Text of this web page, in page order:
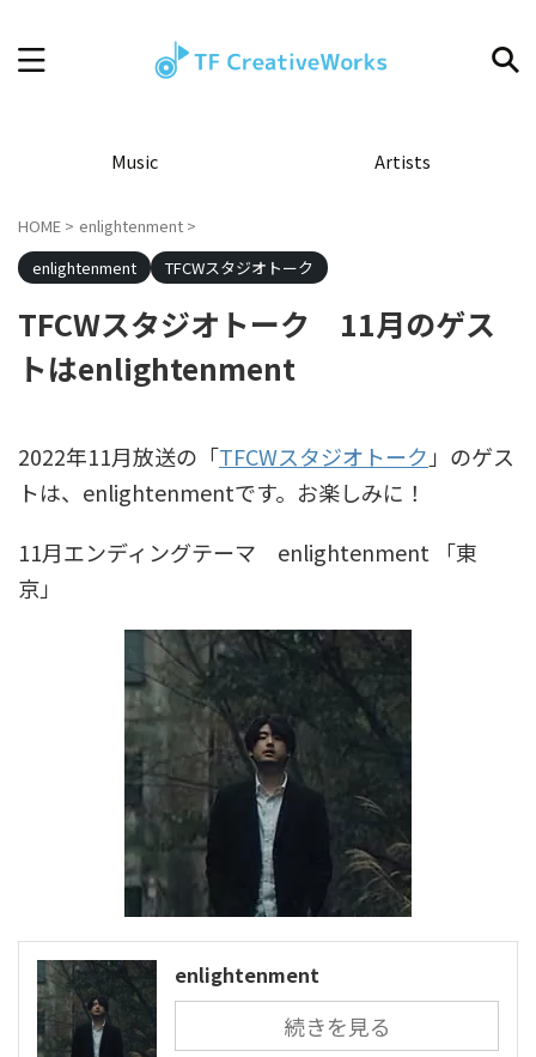
Music Artists
HOME > enlightenment >
enlightenment
TFCWスタジオトーク
TFCWスタジオトーク 11月のゲス
トはenlightenment
2022年11月放送の「TFCWスタジオトーク 」のゲス
トは、enlightenmentです。お楽しみに！
11月エンディングテーマ enlightenment 「東
京」
enlightenment
続きを見る